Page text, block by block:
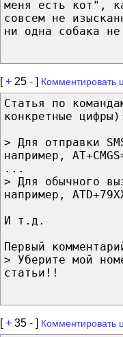
меня есть кот",
совсем не
ни одна собака
[+ 25 - ] Комментировать
Статья по
конкретные
> Для отправки
например,
...
> Для обычного
например,
И т.д.
Первый
> Уберите мой
статьи!!
[+ 35 - ] Комментировать